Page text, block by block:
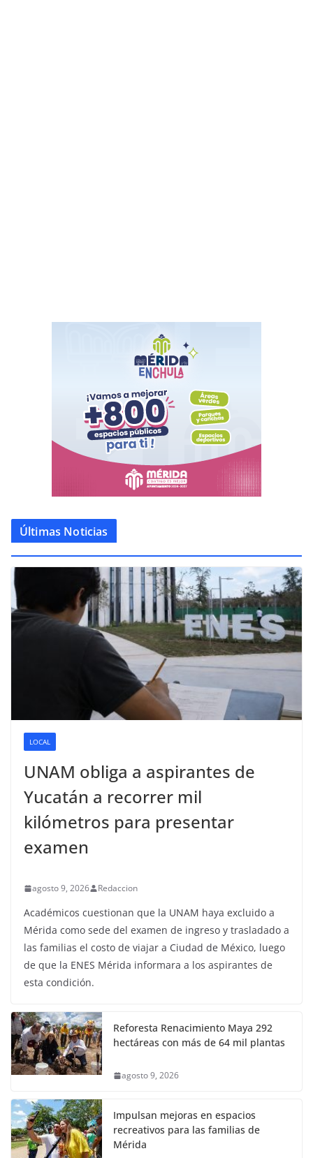
Últimas Noticias
LOCAL
UNAM obliga a aspirantes de
Yucatán a recorrer mil
kilómetros para presentar
examen
agosto 9, 2026 Redaccion
Académicos cuestionan que la UNAM haya excluido a
Mérida como sede del examen de ingreso y trasladado a
las familias el costo de viajar a Ciudad de México, luego
de que la ENES Mérida informara a los aspirantes de
esta condición.
Reforesta Renacimiento Maya 292
hectáreas con más de 64 mil plantas
agosto 9, 2026
Impulsan mejoras en espacios
recreativos para las familias de
Mérida